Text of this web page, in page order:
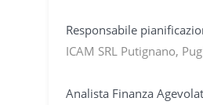
Responsabile
ICAM SRL Putignano,
Analista Finanza